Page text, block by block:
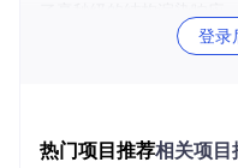
适用场景：多团队协作的
登录
热门项目推荐相关项目